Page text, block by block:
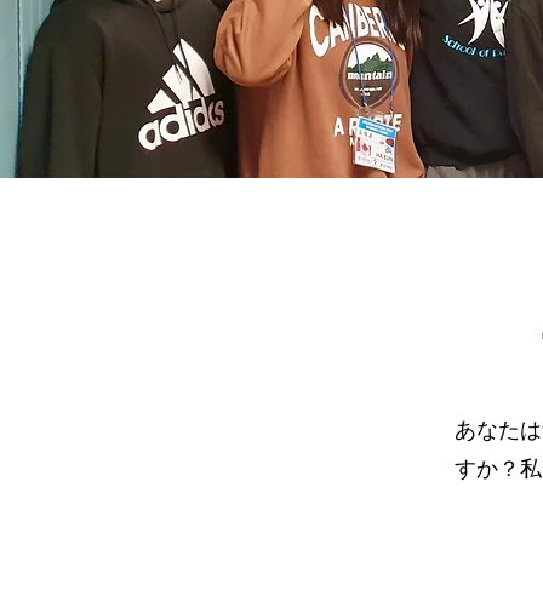
あなた
すか？